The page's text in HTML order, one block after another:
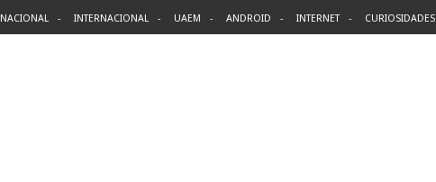
NACIONAL INTERNACIONAL UAEM ANDROID INTERNET CURIOSIDADES